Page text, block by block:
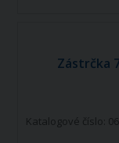
Zástrčka
Katalogové číslo: